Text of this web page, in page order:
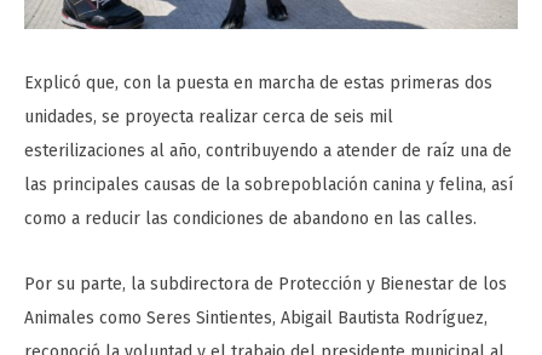
Explicó que, con la puesta en marcha de estas primeras dos
unidades, se proyecta realizar cerca de seis mil
esterilizaciones al año, contribuyendo a atender de raíz una de
las principales causas de la sobrepoblación canina y felina, así
como a reducir las condiciones de abandono en las calles.
Por su parte, la subdirectora de Protección y Bienestar de los
Animales como Seres Sintientes, Abigail Bautista Rodríguez,